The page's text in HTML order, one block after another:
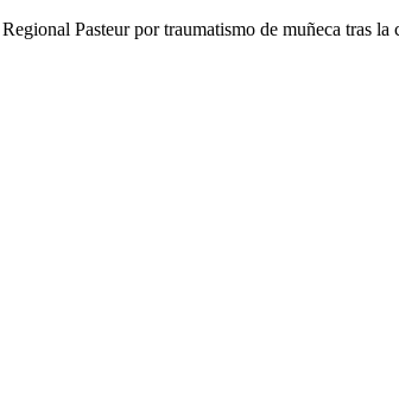
Pasteur por traumatismo de muñeca tras la